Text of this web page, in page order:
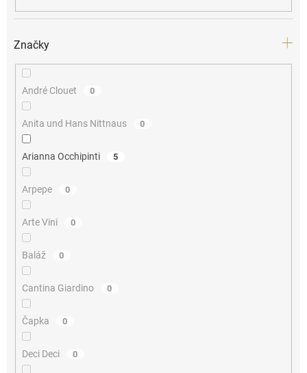
Značky
André Clouet 0
Anita und Hans Nittnaus 0
Arianna Occhipinti 5
Arpepe 0
Arte Vini 0
Baláž 0
Cantina Giardino 0
Čapka 0
Deci Deci 0